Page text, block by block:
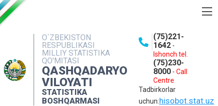
O`ZBEKISTON
RESPUBLIKASI
MILLIY STATISTIKA
QO'MITASI
QASHQADARYO
VILOYATI
STATISTIKA
BOSHQARMASI
(75)221-
1642 -
Ishonch tel.
(75)230-
8000 - Call
Centre
Tadbirkorlar
uchun:hisobot.stat.uz
OCHIQ MA'LUMOTLAR
NASHRLAR
INTERAKTIV XIZMATLAR
MATBUOT XIZMATI